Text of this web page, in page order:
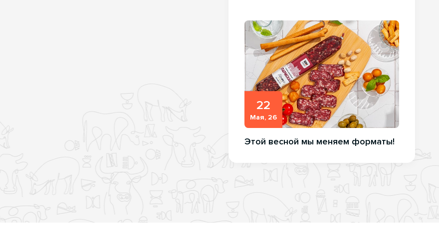
22
Мая, 26
Этой весной мы меняем форматы!